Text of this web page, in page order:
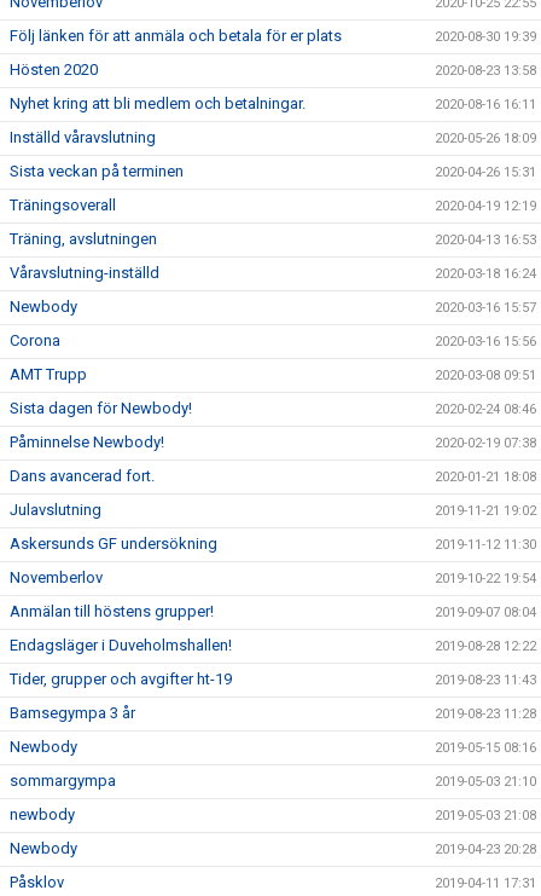
Följ länken för att anmäla och betala för er plats 2020-08-30 19:39
Hösten 2020 2020-08-23 13:58
Nyhet kring att bli medlem och betalningar. 2020-08-16 16:11
Inställd våravslutning 2020-05-26 18:09
Sista veckan på terminen 2020-04-26 15:31
Träningsoverall 2020-04-19 12:19
Träning, avslutningen 2020-04-13 16:53
Våravslutning-inställd 2020-03-18 16:24
Newbody 2020-03-16 15:57
Corona 2020-03-16 15:56
AMT Trupp 2020-03-08 09:51
Sista dagen för Newbody! 2020-02-24 08:46
Påminnelse Newbody! 2020-02-19 07:38
Dans avancerad fort. 2020-01-21 18:08
Julavslutning 2019-11-21 19:02
Askersunds GF undersökning 2019-11-12 11:30
Novemberlov 2019-10-22 19:54
Anmälan till höstens grupper! 2019-09-07 08:04
Endagsläger i Duveholmshallen! 2019-08-28 12:22
Tider, grupper och avgifter ht-19 2019-08-23 11:43
Bamsegympa 3 år 2019-08-23 11:28
Newbody 2019-05-15 08:16
sommargympa 2019-05-03 21:10
newbody 2019-05-03 21:08
Newbody 2019-04-23 20:28
Påsklov 2019-04-11 17:31